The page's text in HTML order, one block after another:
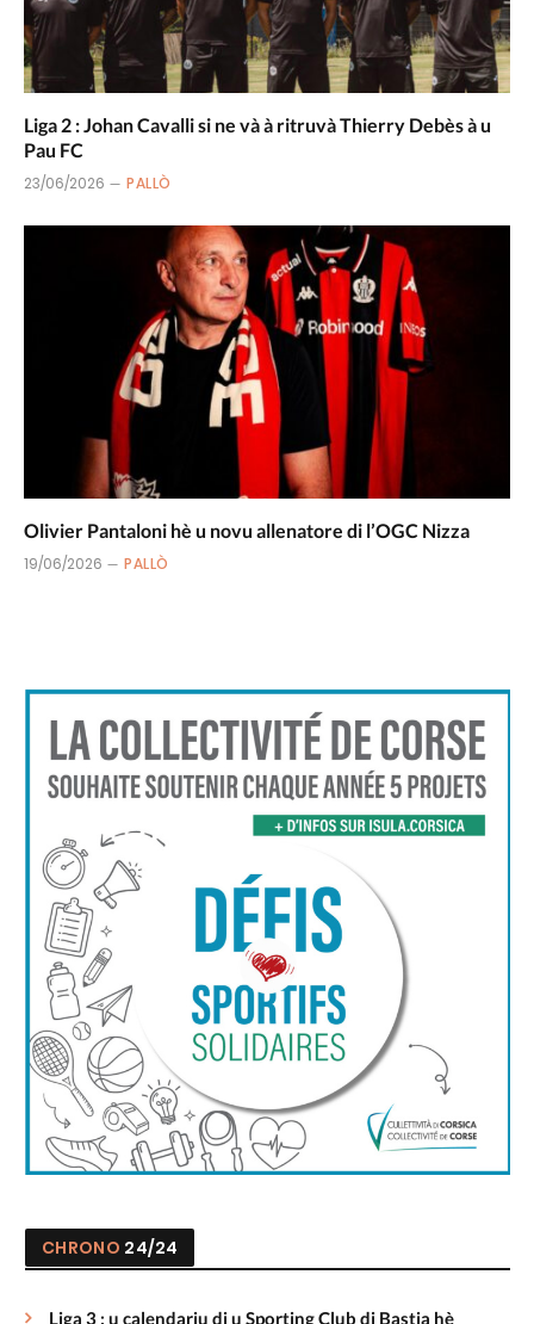
Liga 2 : Johan Cavalli si ne và à ritruvà Thierry Debès à u
Pau FC
23/06/2026 PALLÒ
Olivier Pantaloni hè u novu allenatore di l’OGC Nizza
19/06/2026 PALLÒ
CHRONO 24/24
Liga 3 : u calendariu di u Sporting Club di Bastia hè